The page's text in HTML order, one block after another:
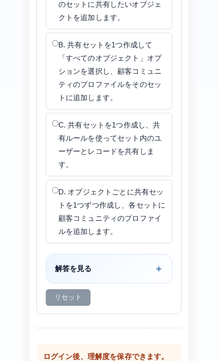
のセットに共有したいオブジェ
クトを追加します。
B. 共有セットを1つ作成して
「すべてのオブジェクト」オプ
ションを選択し、顧客コミュニ
ティのプロファイルをそのセッ
トに追加します。
C. 共有セットを1つ作成し、共
有ルールを使ってセット内のユ
ーザーとレコードを共有しま
す。
D. オブジェクトごとに共有セッ
トを1つずつ作成し、各セットに
顧客コミュニティのプロファイ
ルを追加します。
解答を見る
リセット
ログイン後、理解度を保存できます。